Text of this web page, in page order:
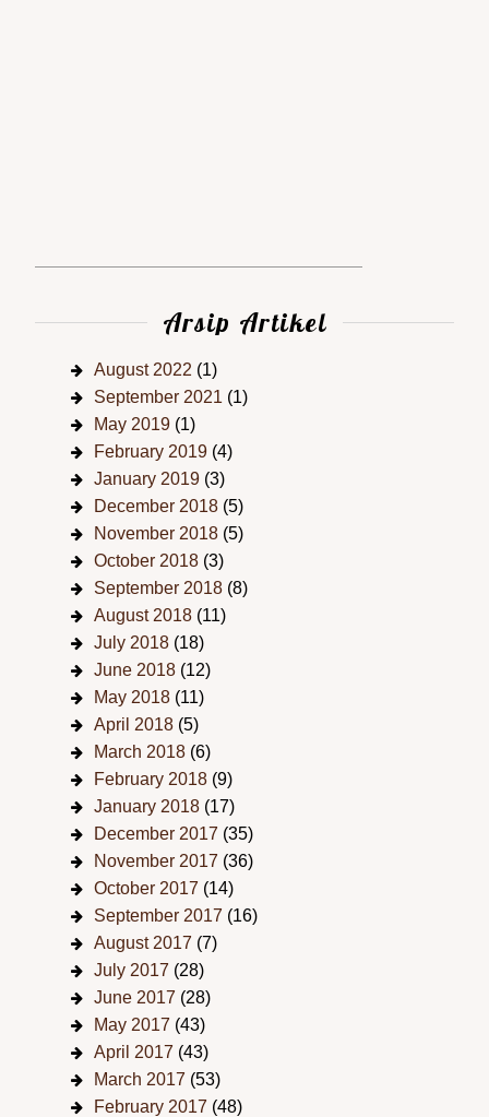
Arsip Artikel
August 2022 (1)
September 2021 (1)
May 2019 (1)
February 2019 (4)
January 2019 (3)
December 2018 (5)
November 2018 (5)
October 2018 (3)
September 2018 (8)
August 2018 (11)
July 2018 (18)
June 2018 (12)
May 2018 (11)
April 2018 (5)
March 2018 (6)
February 2018 (9)
January 2018 (17)
December 2017 (35)
November 2017 (36)
October 2017 (14)
September 2017 (16)
August 2017 (7)
July 2017 (28)
June 2017 (28)
May 2017 (43)
April 2017 (43)
March 2017 (53)
February 2017 (48)